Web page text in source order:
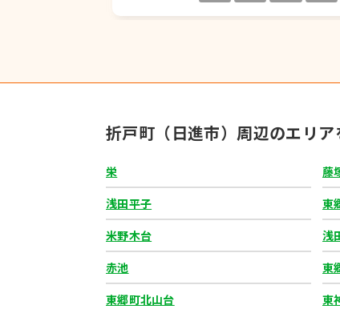
折戸町（日進市）周辺のエリア
栄 藤
浅田平子
東
米野木台
浅
赤池
東
東郷町北山台
東